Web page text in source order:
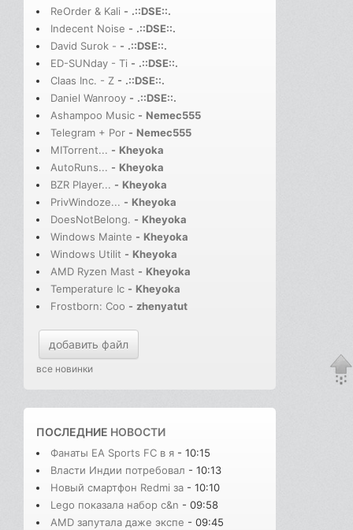
ReOrder & Kali - .::DSE::.
Indecent Noise - .::DSE::.
David Surok - - .::DSE::.
ED-SUNday - Ti - .::DSE::.
Claas Inc. - Z - .::DSE::.
Daniel Wanrooy - .::DSE::.
Ashampoo Music - Nemec555
Telegram + Por - Nemec555
MITorrent... - Kheyoka
AutoRuns... - Kheyoka
BZR Player... - Kheyoka
PrivWindoze... - Kheyoka
DoesNotBelong. - Kheyoka
Windows Mainte - Kheyoka
Windows Utilit - Kheyoka
AMD Ryzen Mast - Kheyoka
Temperature Ic - Kheyoka
Frostborn: Coo - zhenyatut
добавить файл
все новинки
ПОСЛЕДНИЕ НОВОСТИ
Фанаты EA Sports FC в я - 10:15
Власти Индии потребовал - 10:13
Новый смартфон Redmi за - 10:10
Lego показала набор с&n - 09:58
AMD запутала даже экспе - 09:45